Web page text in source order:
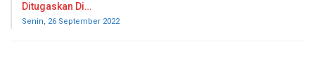
Ditugaskan Di…
Senin, 26 September 2022